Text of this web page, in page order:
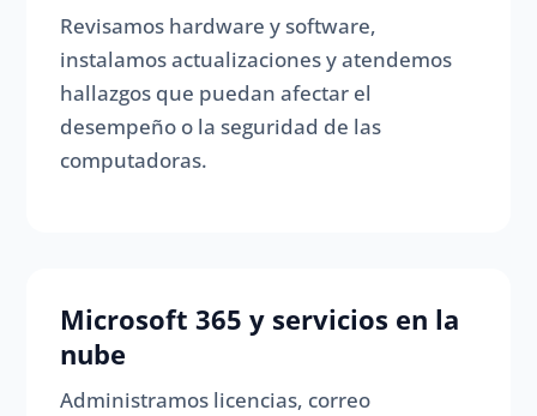
Revisamos hardware y software,
instalamos actualizaciones y atendemos
hallazgos que puedan afectar el
desempeño o la seguridad de las
computadoras.
Microsoft 365 y servicios en la
nube
Administramos licencias, correo